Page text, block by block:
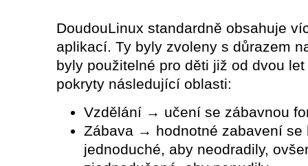
DoudouLinux standardně obsahuje
aplikací. Ty byly zvoleny s důrazem
byly použitelné pro děti již od dvou
pokryty následující oblasti:
Vzdělání → učení se zábavnou
Zábava → hodnotné zabavení se
jednoduché, aby neodradily,